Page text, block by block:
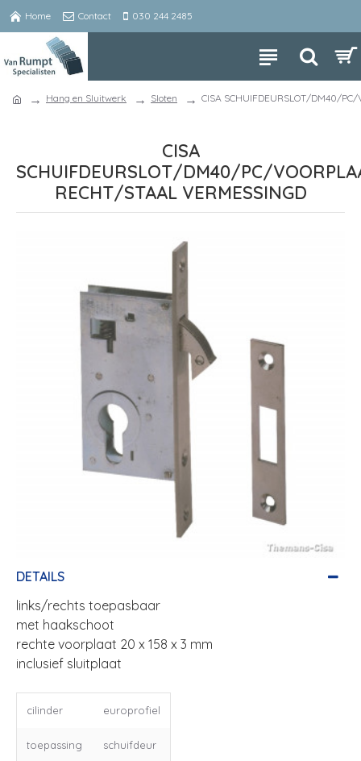
Home Contact 030 244 2485
Hang en Sluitwerk Sloten CISA SCHUIFDEURSLOT/DM40/PC/
CISA
SCHUIFDEURSLOT/DM40/PC/
RECHT/STAAL VERMESSINGD
DETAILS
links/rechts toepasbaar
met haakschoot
rechte voorplaat 20 x 158 x 3 mm
inclusief sluitplaat
cilinder europrofiel
toepassing schuifdeur